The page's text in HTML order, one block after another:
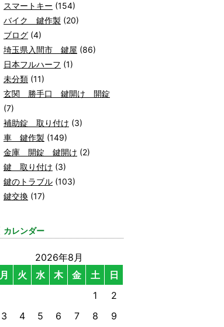
スマートキー (154)
バイク 鍵作製 (20)
ブログ (4)
埼玉県入間市 鍵屋 (86)
日本フルハーフ (1)
未分類 (11)
玄関 勝手口 鍵開け 開錠
(7)
補助錠 取り付け (3)
車 鍵作製 (149)
金庫 開錠 鍵開け (2)
鍵 取り付け (3)
鍵のトラブル (103)
鍵交換 (17)
カレンダー
2026年8月
月
火 水 木 金 土
日
1
2
3
4 5 6 7 8
9